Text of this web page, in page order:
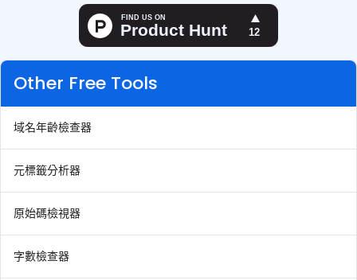
Other Free Tools
域名年齡檢查器
元標籤分析器
原始碼檢視器
字數檢查器